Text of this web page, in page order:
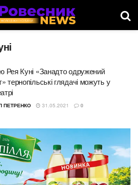
Рея Куні «Занадто одружений
тернопільські глядачі можуть у
ПЕТРЕНКО 31.05.2021 0